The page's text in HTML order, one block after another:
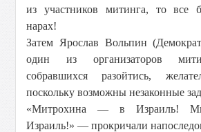
из участников митинга, то все
нарах!
Затем Ярослав Вольпин
один из организаторов
собравшихся разойтись,
поскольку возможны незаконные
«Митрохина — в Израиль!
Израиль!» — прокричали